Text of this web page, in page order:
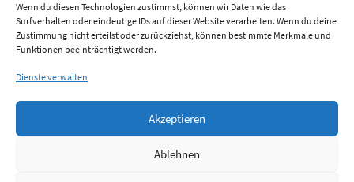
Wenn du diesen Technologien zustimmst, können wir Daten wie das
Surfverhalten oder eindeutige IDs auf dieser Website verarbeiten. Wenn du deine
Zustimmung nicht erteilst oder zurückziehst, können bestimmte Merkmale und
Funktionen beeinträchtigt werden.
Dienste verwalten
Akzeptieren
Ablehnen